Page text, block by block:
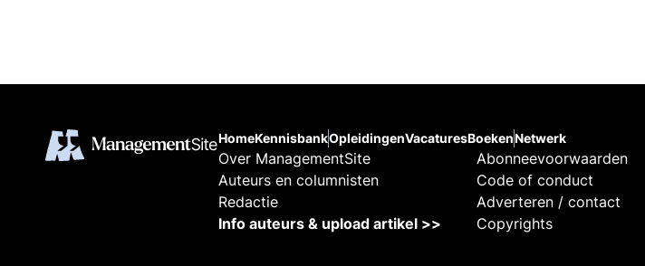
HomeKennisbankOpleidingenVacaturesBoekenNetwerk
Over ManagementSite
Auteurs en columnisten
Redactie
Info auteurs & upload artikel >>
Abonneevoorwaarden
Code of conduct
Adverteren / contact
Copyrights